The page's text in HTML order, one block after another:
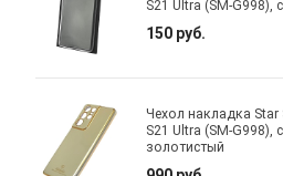
S21 Ultra (SM-G998),
150 руб.
Чехол накладка Star
S21 Ultra (SM-G998),
золотистый